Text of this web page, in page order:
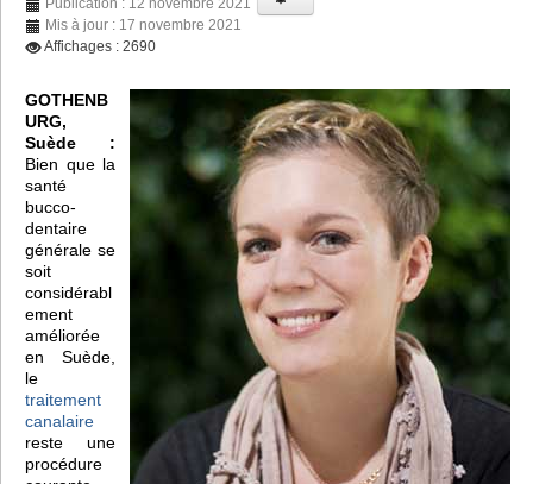
Publication : 12 novembre 2021
Mis à jour : 17 novembre 2021
Affichages : 2690
GOTHENB
URG,
Suède :
Bien que la
santé
bucco-
dentaire
générale se
soit
considérabl
ement
améliorée
en Suède,
le
traitement
canalaire
reste une
procédure